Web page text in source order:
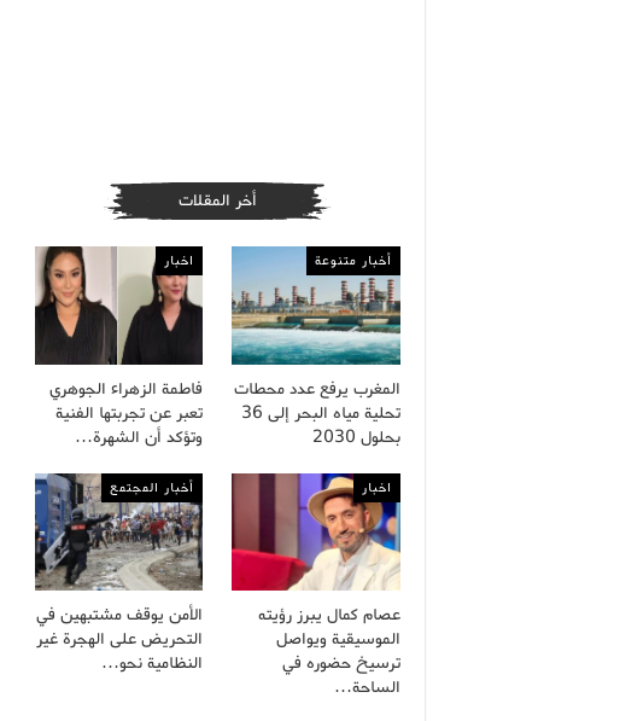
أخر المقلات
أخبار متنوعة
المغرب يرفع عدد محطات
تحلية مياه البحر إلى 36
بحلول 2030
اخبار
فاطمة الزهراء الجوهري
تعبر عن تجربتها الفنية
وتؤكد أن الشهرة…
اخبار
عصام كمال يبرز رؤيته
الموسيقية ويواصل
ترسيخ حضوره في
الساحة…
أخبار المجتمع
الأمن يوقف مشتبهين في
التحريض على الهجرة غير
النظامية نحو…